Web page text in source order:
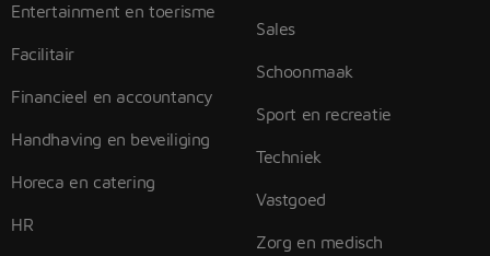
Entertainment en toerisme
Facilitair
Financieel en accountancy
Handhaving en beveiliging
Horeca en catering
HR
Sales
Schoonmaak
Sport en recreatie
Techniek
Vastgoed
Zorg en medisch